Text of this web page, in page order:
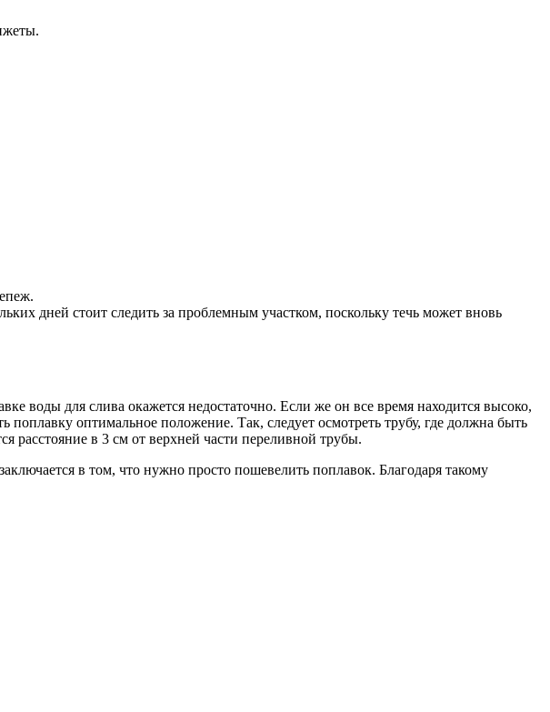
дней стоит следить за проблемным участком, поскольку течь может вновь
воды для слива окажется недостаточно. Если же он все время находится высоко,
оптимальное положение. Так, следует осмотреть трубу, где должна быть
расстояние в 3 см от верхней части переливной трубы.
в том, что нужно просто пошевелить поплавок. Благодаря такому